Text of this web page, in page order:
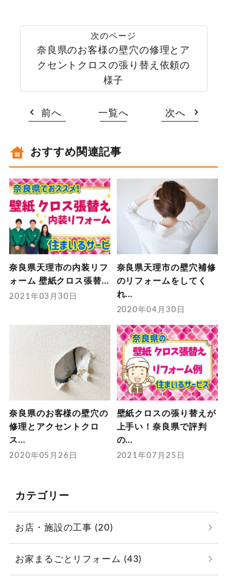
奈良県のお客様の壁穴の修理とア
クセントクロスの張り替え依頼の
様子
前へ 一覧へ 次へ
おすすめ関連記事
奈良県天理市の内装リフ
ォーム 壁紙クロス張替...
2021年03月30日
奈良県天理市の壁穴補修
のリフォームをしてく
れ...
2020年04月30日
奈良県のお客様の壁穴の
修理とアクセントクロ
ス...
2020年05月26日
壁紙クロスの張り替えが
上手い！奈良県で評判
の...
2021年07月25日
カテゴリー
お店・施設の工事 (20)
お家まるごとリフォーム (43)